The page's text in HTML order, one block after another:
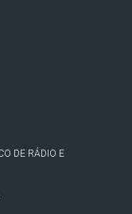
DE RÁDIO E